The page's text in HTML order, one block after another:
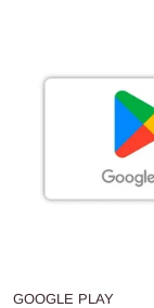
GOOGLE PLAY